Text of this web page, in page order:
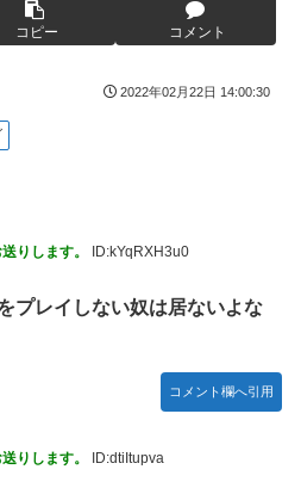
ーさん、ガチで最強の新能力を登場
ｗｗ
トレーラー」も公開！
風タク』の時の空気感を知りた
轢いた挙句、道路に倒れてどえら
高いんだ！」 英高級紙も驚愕した
お前らは勿論わかるよ
←お前らは勿論わかるよ
だよ」 戦後の日本人の特別な生き
頃の中学生さん、和彫を入れて人
コーン王子が日本人女性とデート
ビス』主題歌にVTuber起用→また
コピー コメント
2022年02月22日 14:00:30
りします。 ID:kYqRXH3u0
プレイしない奴は居ないよな
コメント欄へ引用
りします。 ID:dtiItupva